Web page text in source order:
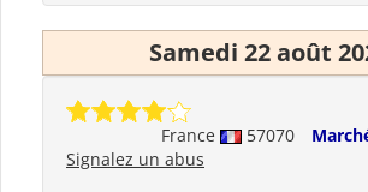
Samedi 22 août
France 57070
Signalez un abus